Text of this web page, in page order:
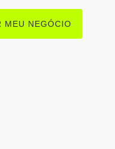
MEU NEGÓCIO